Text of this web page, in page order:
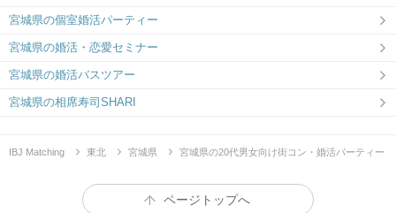
宮城県の個室婚活パーティー
宮城県の婚活・恋愛セミナー
宮城県の婚活バスツアー
宮城県の相席寿司SHARI
IBJ Matching 東北 宮城県 宮城県の20代男女向け街コン・婚活パーティー
ページトップへ